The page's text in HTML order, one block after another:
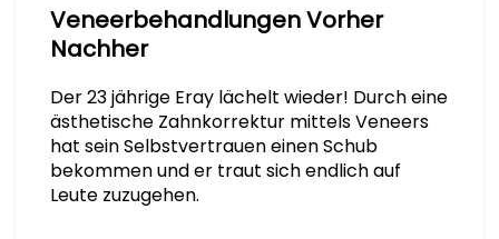
Veneerbehandlungen Vorher
Nachher
Der 23 jährige Eray lächelt wieder! Durch eine
ästhetische Zahnkorrektur mittels Veneers
hat sein Selbstvertrauen einen Schub
bekommen und er traut sich endlich auf
Leute zuzugehen.